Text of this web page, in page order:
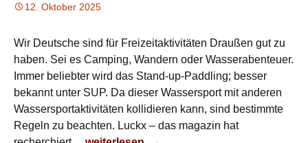
12. Oktober 2025
Wir Deutsche sind für Freizeitaktivitäten Draußen gut zu
haben. Sei es Camping, Wandern oder Wasserabenteuer.
Immer beliebter wird das Stand-up-Paddling; besser
bekannt unter SUP. Da dieser Wassersport mit anderen
Wassersportaktivitäten kollidieren kann, sind bestimmte
Regeln zu beachten. Luckx – das magazin hat